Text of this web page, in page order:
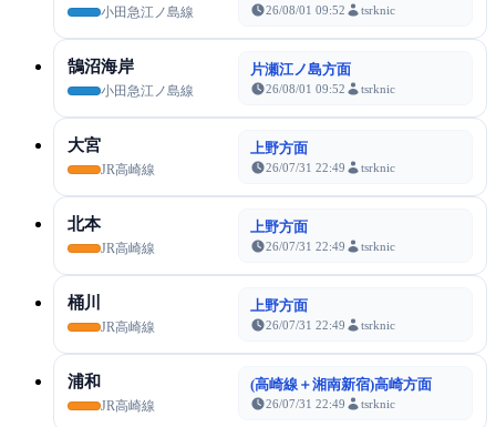
小田急江ノ島線 26/08/01 09:52 tsrknic
鵠沼海岸
小田急江ノ島線
片瀬江ノ島方面
26/08/01 09:52 tsrknic
大宮
JR高崎線
上野方面
26/07/31 22:49 tsrknic
北本
JR高崎線
上野方面
26/07/31 22:49 tsrknic
桶川
JR高崎線
上野方面
26/07/31 22:49 tsrknic
浦和
JR高崎線
(高崎線＋湘南新宿)高崎方面
26/07/31 22:49 tsrknic